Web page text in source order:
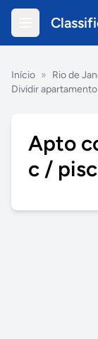
Início » Rio de
Dividir
Apto
c /